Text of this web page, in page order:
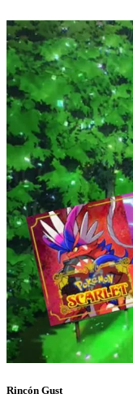
Rincón Gust